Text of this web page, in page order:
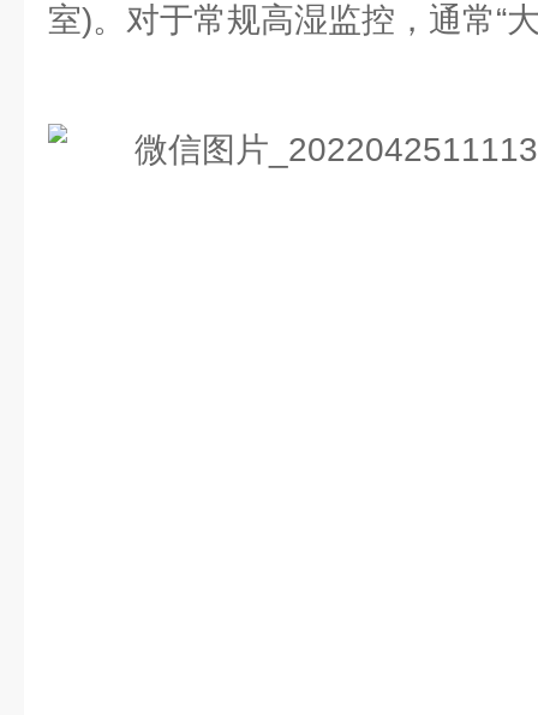
室)。对于常规高湿监控，通常“